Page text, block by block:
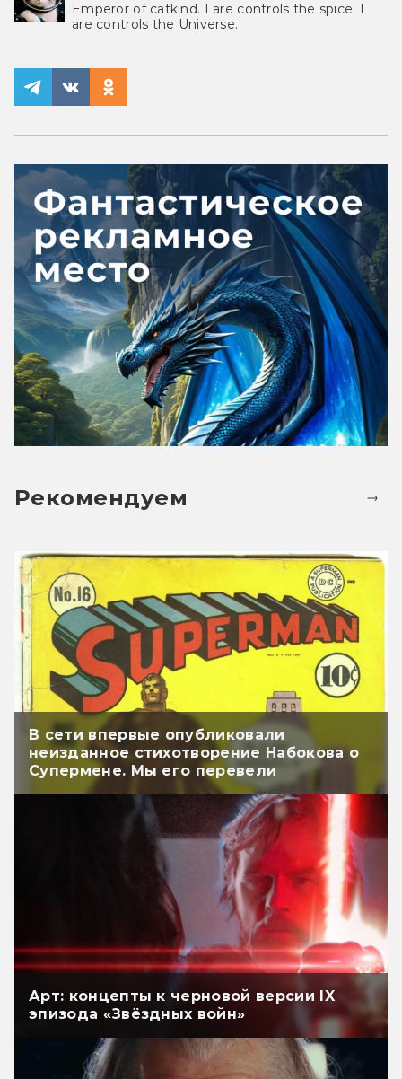
Emperor of catkind. I are controls the spice, I
are controls the Universe.
Рекомендуем
В сети впервые опубликовали
неизданное стихотворение Набокова о
Супермене. Мы его перевели
Арт: концепты к черновой версии IX
эпизода «Звёздных войн»